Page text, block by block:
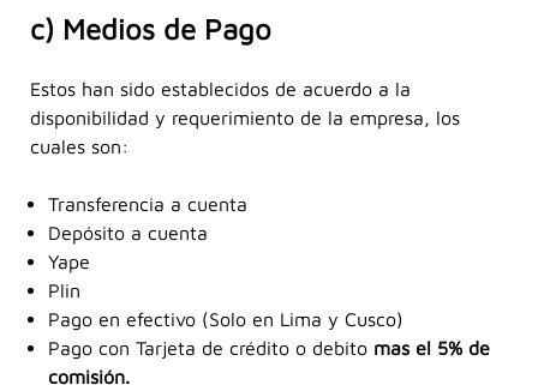
c) Medios de Pago
Estos han sido establecidos de acuerdo a la
disponibilidad y requerimiento de la empresa, los
cuales son:
Transferencia a cuenta
Depósito a cuenta
Yape
Plin
Pago en efectivo (Solo en Lima y Cusco)
Pago con Tarjeta de crédito o debito mas el 5% de
comisión.